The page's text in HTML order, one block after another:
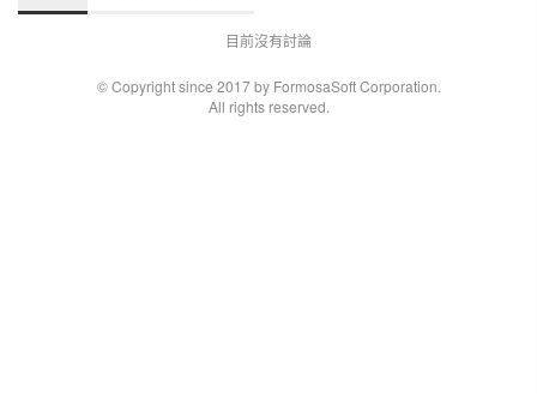
目前沒有討論
© Copyright since 2017 by FormosaSoft Corporation.
All rights reserved.